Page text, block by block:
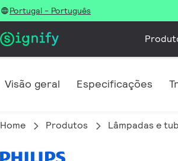
Portugal - Português
Visão geral Especificações
Home Produtos Lâmpadas e